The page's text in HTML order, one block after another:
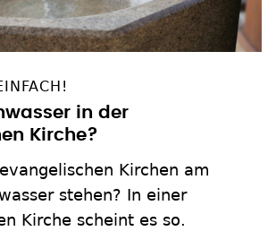
in der
Kirche?
Kirchen am
stehen? In einer
Kirche scheint es so.